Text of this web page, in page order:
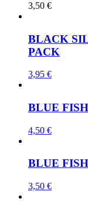
3,50 €
BLACK
PACK
3,95 €
BLUE
4,50 €
BLUE
3,50 €